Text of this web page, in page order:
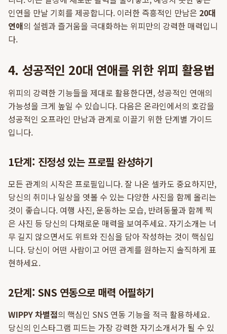
인연을 만날 기회를 제공합니다. 이러한 즉흥적인 만남은 20대
연애의 설렘과 즐거움을 극대화하는 위피만의 강력한 매력입니
다.
4. 성공적인 20대 연애를 위한 위피 활용법
위피의 강력한 기능들을 제대로 활용한다면, 성공적인 연애의
가능성을 크게 높일 수 있습니다. 다음은 온라인에서의 호감을
성공적인 오프라인 만남과 관계로 이끌기 위한 단계별 가이드
입니다.
1단계: 진정성 있는 프로필 완성하기
모든 관계의 시작은 프로필입니다. 잘 나온 셀카도 중요하지만,
당신의 취미나 일상을 엿볼 수 있는 다양한 사진을 함께 올리는
것이 좋습니다. 여행 사진, 운동하는 모습, 반려동물과 함께 찍
은 사진 등 당신의 다채로운 매력을 보여주세요. 자기소개는 너
무 길지 않으면서도 위트와 진심을 담아 작성하는 것이 핵심입
니다. 당신이 어떤 사람이고 어떤 관계를 원하는지 솔직하게 표
현하세요.
2단계: SNS 연동으로 매력 어필하기
WIPPY 차별점의 핵심인 SNS 연동 기능을 적극 활용하세요.
당신의 인스타그램 피드는 가장 강력한 자기소개서가 될 수 있